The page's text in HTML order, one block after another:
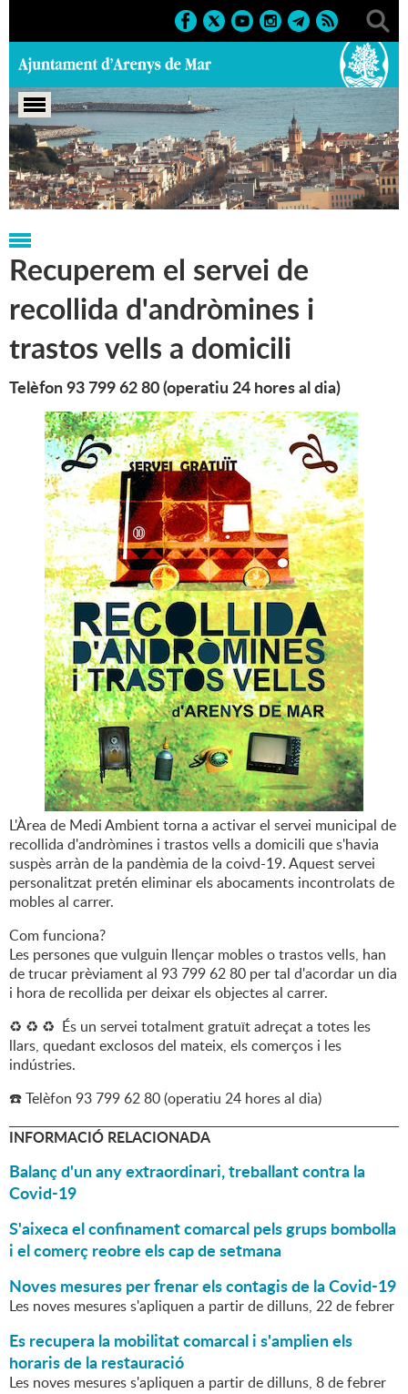
Portada > Notícies > Marcs > Població > 2020 > Covid-19
Recuperem el servei de
recollida d'andròmines i
trastos vells a domicili
Telèfon 93 799 62 80 (operatiu 24 hores al dia)
L'Àrea de Medi Ambient torna a activar el servei municipal de
recollida d'andròmines i trastos vells a domicili que s'havia
suspès arràn de la pandèmia de la coivd-19. Aquest servei
personalitzat pretén eliminar els abocaments incontrolats de
mobles al carrer.
Com funciona?
Les persones que vulguin llençar mobles o trastos vells, han
de trucar prèviament al 93 799 62 80 per tal d'acordar un dia
i hora de recollida per deixar els objectes al carrer.
♻️ ♻️ ♻️ És un servei totalment gratuït adreçat a totes les
llars, quedant exclosos del mateix, els comerços i les
indústries.
☎️ Telèfon 93 799 62 80 (operatiu 24 hores al dia)
INFORMACIÓ RELACIONADA
Balanç d'un any extraordinari, treballant contra la
Covid-19
S'aixeca el confinament comarcal pels grups bombolla
i el comerç reobre els cap de setmana
Noves mesures per frenar els contagis de la Covid-19
Les noves mesures s'apliquen a partir de dilluns, 22 de febrer
Es recupera la mobilitat comarcal i s'amplien els
horaris de la restauració
Les noves mesures s'apliquen a partir de dilluns, 8 de febrer